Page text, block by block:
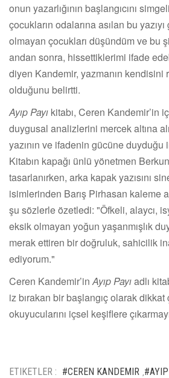
onun yazarlığının başlangıcını
çocukların odalarına asılan bu
olmayan çocukları düşündüm ve bu
andan sonra, hissettiklerimi ifade
diyen Kandemir, yazmanın kendisini
olduğunu belirtti.
Ayıp Payı kitabı, Ceren Kandemir’in
duygusal analizlerini mercek altına
yazının ve ifadenin gücüne duyduğu
Kitabın kapağı ünlü yönetmen
tasarlanırken, arka kapak yazısını
isimlerinden Barış Pirhasan kaleme
şu sözlerle özetledi: "Öfkeli, alaycı,
eksik olmayan yoğun yaşanmışlık
merak ettiren bir doğruluk, sahicilik
ediyorum."
Ceren Kandemir’inAyıp Payıadlı
iz bırakan bir başlangıç olarak
okuyucularını içsel keşiflere
ETIKETLER : #CEREN KANDEMIR #AYIP